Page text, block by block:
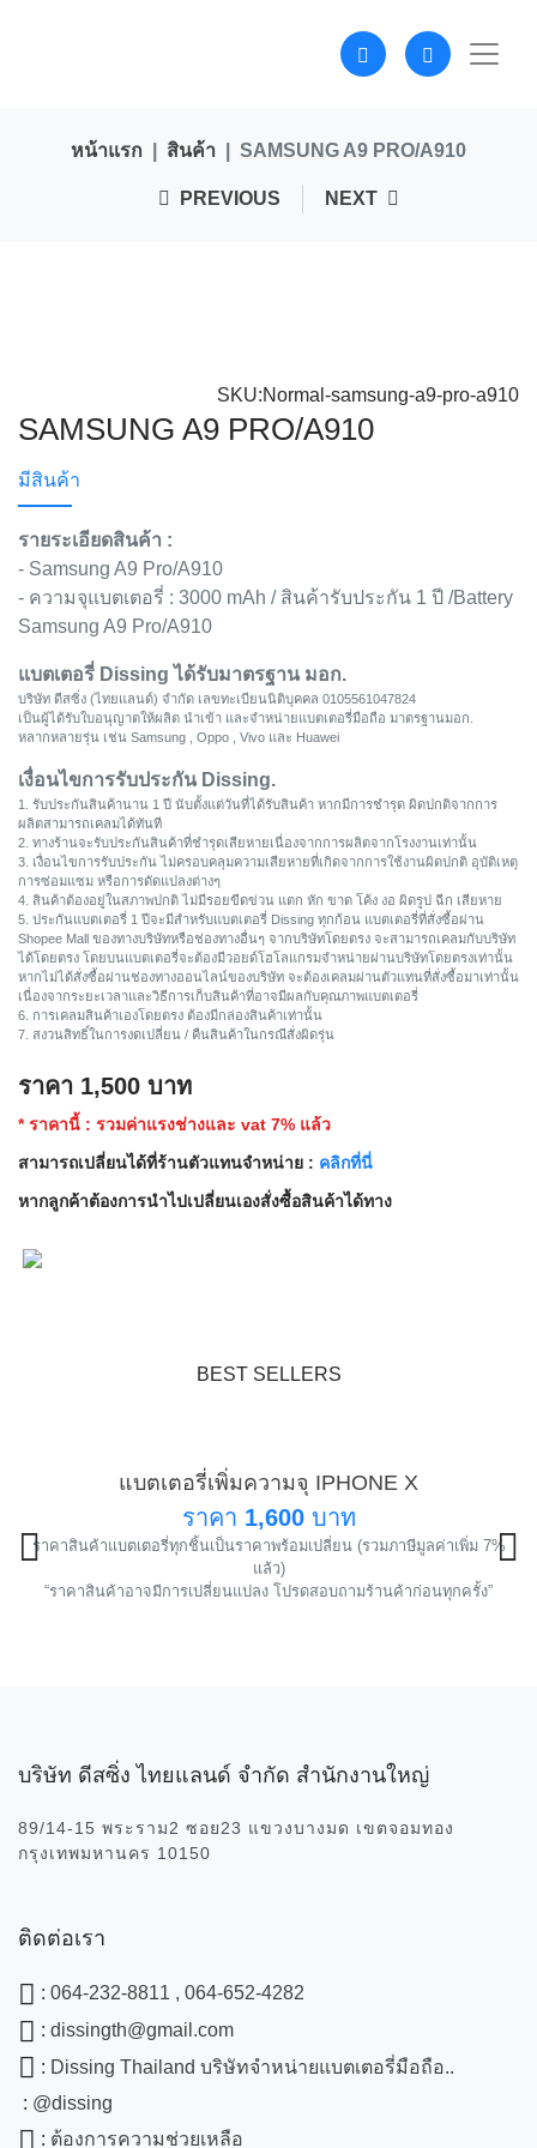
หน้าแรก สินค้า SAMSUNG A9 PRO/A910
PREVIOUS NEXT
SKU:Normal-samsung-a9-pro-a910
SAMSUNG A9 PRO/A910
มีสินค้า
รายระเอียดสินค้า :
- Samsung A9 Pro/A910
- ความจุแบตเตอรี่ : 3000 mAh / สินค้ารับประกัน 1 ปี /Battery
Samsung A9 Pro/A910
แบตเตอรี่ Dissing ได้รับมาตรฐาน มอก.
บริษัท ดีสซิ่ง (ไทยแลนด์) จำกัด เลขทะเบียนนิติบุคคล 0105561047824
เป็นผู้ได้รับใบอนุญาตให้ผลิต นำเข้า และจำหน่ายแบตเตอรี่มือถือ มาตรฐานมอก.
หลากหลายรุ่น เช่น Samsung , Oppo , Vivo และ Huawei
เงื่อนไขการรับประกัน Dissing.
1. รับประกันสินค้านาน 1 ปี นับตั้งแต่วันที่ได้รับสินค้า หากมีการชำรุด ผิดปกติจากการ
ผลิตสามารถเคลมได้ทันที
2. ทางร้านจะรับประกันสินค้าที่ชำรุดเสียหายเนื่องจากการผลิตจากโรงงานเท่านั้น
3. เงื่อนไขการรับประกัน ไม่ครอบคลุมความเสียหายที่เกิดจากการใช้งานผิดปกติ อุบัติเหตุ
การซ่อมแซม หรือการดัดแปลงต่างๆ
4. สินค้าต้องอยู่ในสภาพปกติ ไม่มีรอยขีดข่วน แตก หัก ขาด โค้ง งอ ผิดรูป ฉีก เสียหาย
5. ประกันแบตเตอรี่ 1 ปีจะมีสำหรับแบตเตอรี่ Dissing ทุกก้อน แบตเตอรี่ที่สั่งซื้อผ่าน
Shopee Mall ของทางบริษัทหรือช่องทางอื่นๆ จากบริษัทโดยตรง จะสามารถเคลมกับบริษัท
ได้โดยตรง โดยบนแบตเตอรี่จะต้องมีวอยด์โฮโลแกรมจำหน่ายผ่านบริษัทโดยตรงเท่านั้น
หากไม่ได้สั่งซื้อผ่านช่องทางออนไลน์ของบริษัท จะต้องเคลมผ่านตัวแทนที่สั่งซื้อมาเท่านั้น
เนื่องจากระยะเวลาและวิธีการเก็บสินค้าที่อาจมีผลกับคุณภาพแบตเตอรี่
6. การเคลมสินค้าเองโดยตรง ต้องมีกล่องสินค้าเท่านั้น
7. สงวนสิทธิ์ในการงดเปลี่ยน / คืนสินค้าในกรณีสั่งผิดรุ่น
ราคา 1,500 บาท
* ราคานี้ : รวมค่าแรงช่างและ vat 7% แล้ว
สามารถเปลี่ยนได้ที่ร้านตัวแทนจำหน่าย : คลิกที่นี่
หากลูกค้าต้องการนำไปเปลี่ยนเองสั่งซื้อสินค้าได้ทาง
BEST SELLERS
!
แบตเตอรี่เพิ่มความจุ IPHONE X
ราคา 1,600บาท
ราคาสินค้าแบตเตอรี่ทุกชิ้นเป็นราคาพร้อมเปลี่ยน (รวมภาษีมูลค่าเพิ่ม 7%
แล้ว)
“ราคาสินค้าอาจมีการเปลี่ยนแปลง โปรดสอบถามร้านค้าก่อนทุกครั้ง”
บริษัท ดีสซิ่ง ไทยแลนด์ จำกัด สำนักงานใหญ่
89/14-15 พระราม2 ซอย23 แขวงบางมด เขตจอมทอง
กรุงเทพมหานคร 10150
ติดต่อเรา
: 064-232-8811 , 064-652-4282
: dissingth@gmail.com
: Dissing Thailand บริษัทจำหน่ายแบตเตอรี่มือถือ..
: @dissing
: ต้องการความช่วยเหลือ